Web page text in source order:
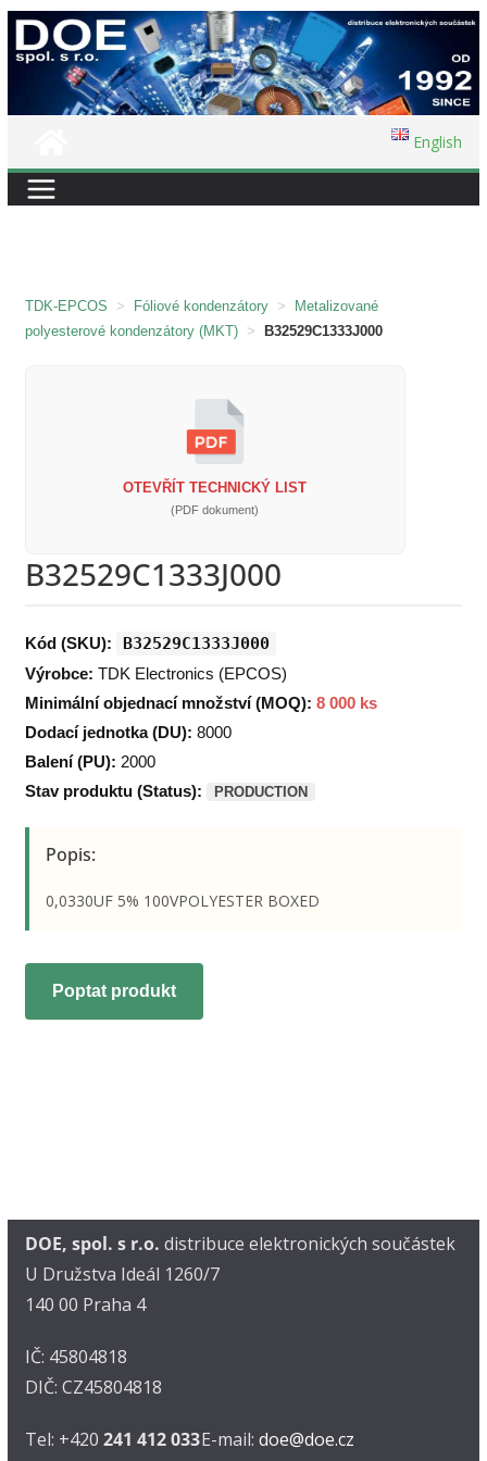
Přeskočit
na
English
TDK-EPCOS > Fóliové kondenzátory >
Metalizované
polyesterové kondenzátory (MKT) > B32529C1333J000
OTEVŘÍT TECHNICKÝ LIST
(PDF dokument)
B32529C1333J000
Kód (SKU): B32529C1333J000
Výrobce: TDK Electronics (EPCOS)
Minimální objednací množství (MOQ): 8 000 ks
Dodací jednotka (DU): 8000
Balení (PU): 2000
Stav produktu (Status):
PRODUCTION
Popis:
0,0330UF 5% 100VPOLYESTER BOXED
Poptat produkt
DOE, spol. s r.o. distribuce elektronických součástek
U Družstva Ideál 1260/7
140 00 Praha 4
IČ: 45804818
DIČ: CZ45804818
Tel: +420 241 412 033E-mail: doe@doe.cz